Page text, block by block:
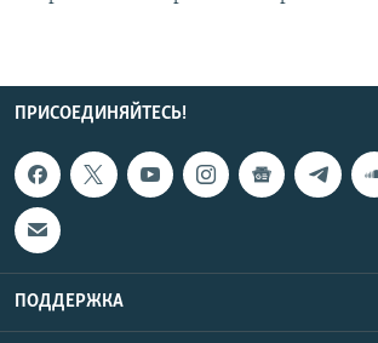
ПРИСОЕДИНЯЙТЕСЬ!
ПОДДЕРЖКА